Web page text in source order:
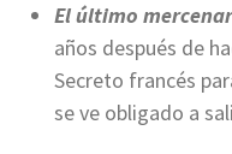
El último
años después de
Secreto francés
se ve obligado a